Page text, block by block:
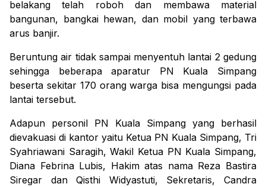
belakang telah roboh dan membawa material
bangunan, bangkai hewan, dan mobil yang terbawa
arus banjir.
Beruntung air tidak sampai menyentuh lantai 2 gedung
sehingga beberapa aparatur PN Kuala Simpang
beserta sekitar 170 orang warga bisa mengungsi pada
lantai tersebut.
Adapun personil PN Kuala Simpang yang berhasil
dievakuasi di kantor yaitu Ketua PN Kuala Simpang, Tri
Syahriawani Saragih, Wakil Ketua PN Kuala Simpang,
Diana Febrina Lubis, Hakim atas nama Reza Bastira
Siregar dan Qisthi Widyastuti, Sekretaris, Candra